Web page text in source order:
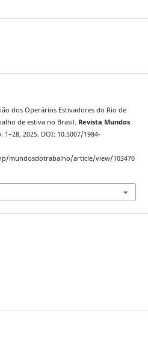
dos Operários Estivadores do Rio de
de estiva no Brasil. Revista Mundos
2025. DOI: 10.5007/1984-
mundosdotrabalho/article/view/103470